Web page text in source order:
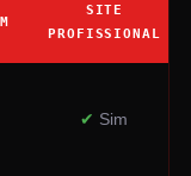
SITE
PROFISSIONAL
✔ Sim